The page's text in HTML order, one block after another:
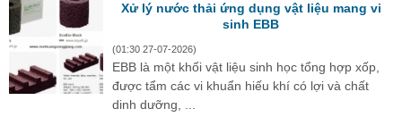
Xử lý nước thải ứng dụng vật liệu mang vi
sinh EBB
(01:30 27-07-2026)
EBB là một khối vật liệu sinh học tổng hợp xốp,
được tẩm các vi khuẩn hiếu khí có lợi và chất
dinh dưỡng, ...